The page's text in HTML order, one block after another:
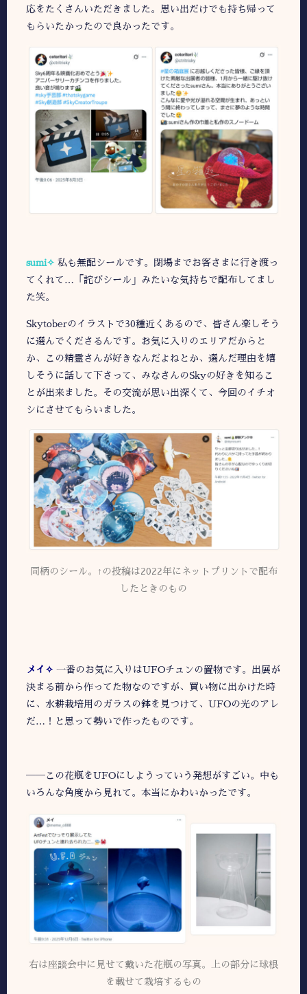
応をたくさんいただきました。思い出だけでも持ち帰って
もらいたかったので良かったです。
sumi✧ 私も無配シールです。閉場までお客さまに行き渡っ
てくれて…「詫びシール」みたいな気持ちで配布してまし
た笑。
Skytoberのイラストで30種近くあるので、皆さん楽しそう
に選んでくださるんです。お気に入りのエリアだからと
か、この精霊さんが好きなんだよねとか、選んだ理由を嬉
しそうに話して下さって、みなさんのSkyの好きを知るこ
とが出来ました。その交流が思い出深くて、今回のイチオ
シにさせてもらいました。
同柄のシール。↑の投稿は2022年にネットプリントで配布
したときのもの
メイ✧ 一番のお気に入りはUFOチュンの置物です。出展が
決まる前から作ってた物なのですが、買い物に出かけた時
に、水耕栽培用のガラスの鉢を見つけて、UFOの光のアレ
だ…！と思って勢いで作ったものです。
――この花瓶をUFOにしようっていう発想がすごい。中も
いろんな角度から見れて。本当にかわいかったです。
右は座談会中に見せて戴いた花瓶の写真。上の部分に球根
を載せて栽培するもの